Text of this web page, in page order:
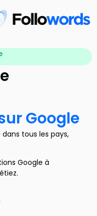
Google
tous les pays,
Google à